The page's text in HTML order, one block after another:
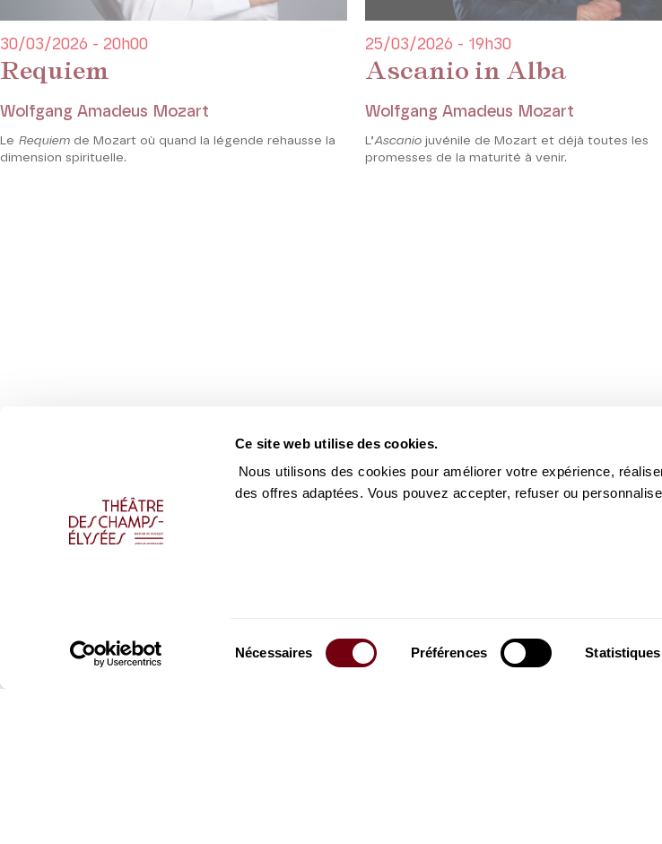
Ce site web utilise des cookies.
Nous utilisons des cookies pour améliorer votre expérience,
des offres adaptées. Vous pouvez accepter, refuser ou
Nécessaires Préférences Statistiques
Requiem
30/03/2026 - 20h00
Wolfgang Amadeus Mozart
Le Requiem de Mozart où quand la légende rehausse la
dimension spirituelle.
Ascanio in Alba
25/03/2026 - 19h30
Wolfgang Amadeus Mozart
L’Ascaniojuvénile de Mozart et déjà toutes les
promesses de la maturité à venir.